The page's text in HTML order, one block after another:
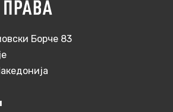
Борче 83